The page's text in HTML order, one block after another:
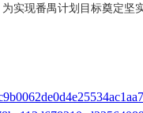
实现番禺计划目标奠定坚